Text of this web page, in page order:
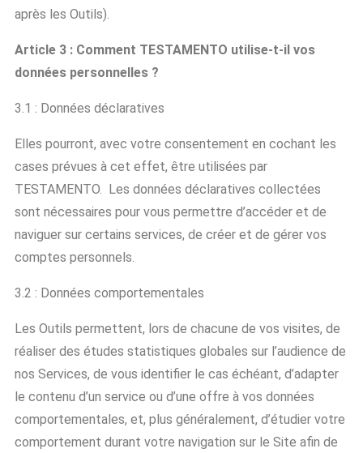
après les Outils).
Article 3 : Comment TESTAMENTO utilise-t-il vos
données personnelles ?
3.1 : Données déclaratives
Elles pourront, avec votre consentement en cochant les
cases prévues à cet effet, être utilisées par
TESTAMENTO. Les données déclaratives collectées
sont nécessaires pour vous permettre d’accéder et de
naviguer sur certains services, de créer et de gérer vos
comptes personnels.
3.2 : Données comportementales
Les Outils permettent, lors de chacune de vos visites, de
réaliser des études statistiques globales sur l’audience de
nos Services, de vous identifier le cas échéant, d’adapter
le contenu d’un service ou d’une offre à vos données
comportementales, et, plus généralement, d’étudier votre
comportement durant votre navigation sur le Site afin de